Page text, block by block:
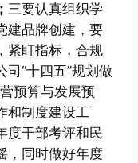
三要认真组织学
建品牌创建，要
紧盯指标，合规
“十四五”规划做
预算与发展预
和制度建设工
度干部考评和民
，同时做好年度